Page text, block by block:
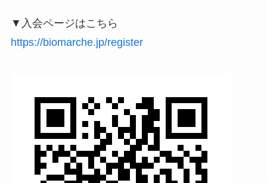
▼入会ページはこちら
https://biomarche.jp/register